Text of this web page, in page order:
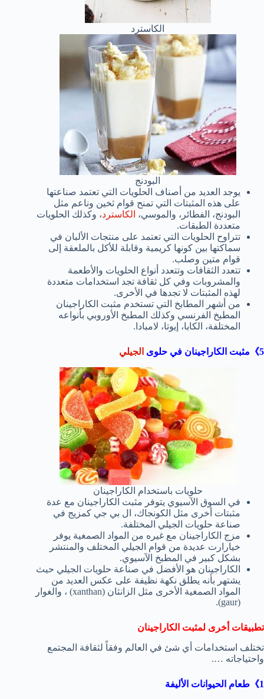
الكاسترد
البودنج
يوجد العديد من أصناف الحلويات التي تعتمد صناعتها
على هذه المثبتات التي تمنح قوام ثخين وناعم مثل
البودنج، الفطائر، والموسي، الكاسترد، وكذلك الحلويات
متعددة الطبقات.
تتراوح الحلويات التي تعتمد على منتجات الألبان في
سماكتها بين كونها كريمية وقابلة للأكل بالملعقة إلى
قوام متين وصلب.
تتعدد الثقافات وتتعدد أنواع الحلويات والأطعمة
والمشروبات وفي كل ثقافة تجد استخدامات متعددة
لهذه المثبتات لا تجدها في الأخرى.
من أشهر المطابخ التي تستخدم مثبت الكاراجينان
المطبخ الفرنسي وكذلك المطبخ الأوروبي بأنواعه
المختلفة، الكابا، إيوتا، لامبادا.
5》مثبت الكاراجينان في حلوى الجيلي
حلويات باستخدام الكاراجينان
في السوق الآسيوي يتوفر مثبت الكاراجينان مع عدة
مثبتات أخرى مثل الكونجاك، ال بي جي كمزيج في
صناعة حلويات الجيلي المختلفة.
مزج الكاراجينان مع غيره من المواد الصمغية يوفر
خيارارت عديدة من قوام الجيلي المختلف والمنتشر
بشكل كبير في المطبخ الآسيوي.
الكاراجينان هو الأفضل في صناعة حلويات الجيلي حيث
يشتهر بأنه يطلق نكهة نظيفة على عكس العديد من
المواد الصمغية الأخرى مثل الزانثان (xanthan) ، والغوار
(gaur).
تطبيقات أخرى لمثبت الكاراجينان
تختلف استخدامات أي شئ في العالم وفقاً لثقافة المجتمع
واحتياجاته ….
1》طعام الحيوانات الأليفة